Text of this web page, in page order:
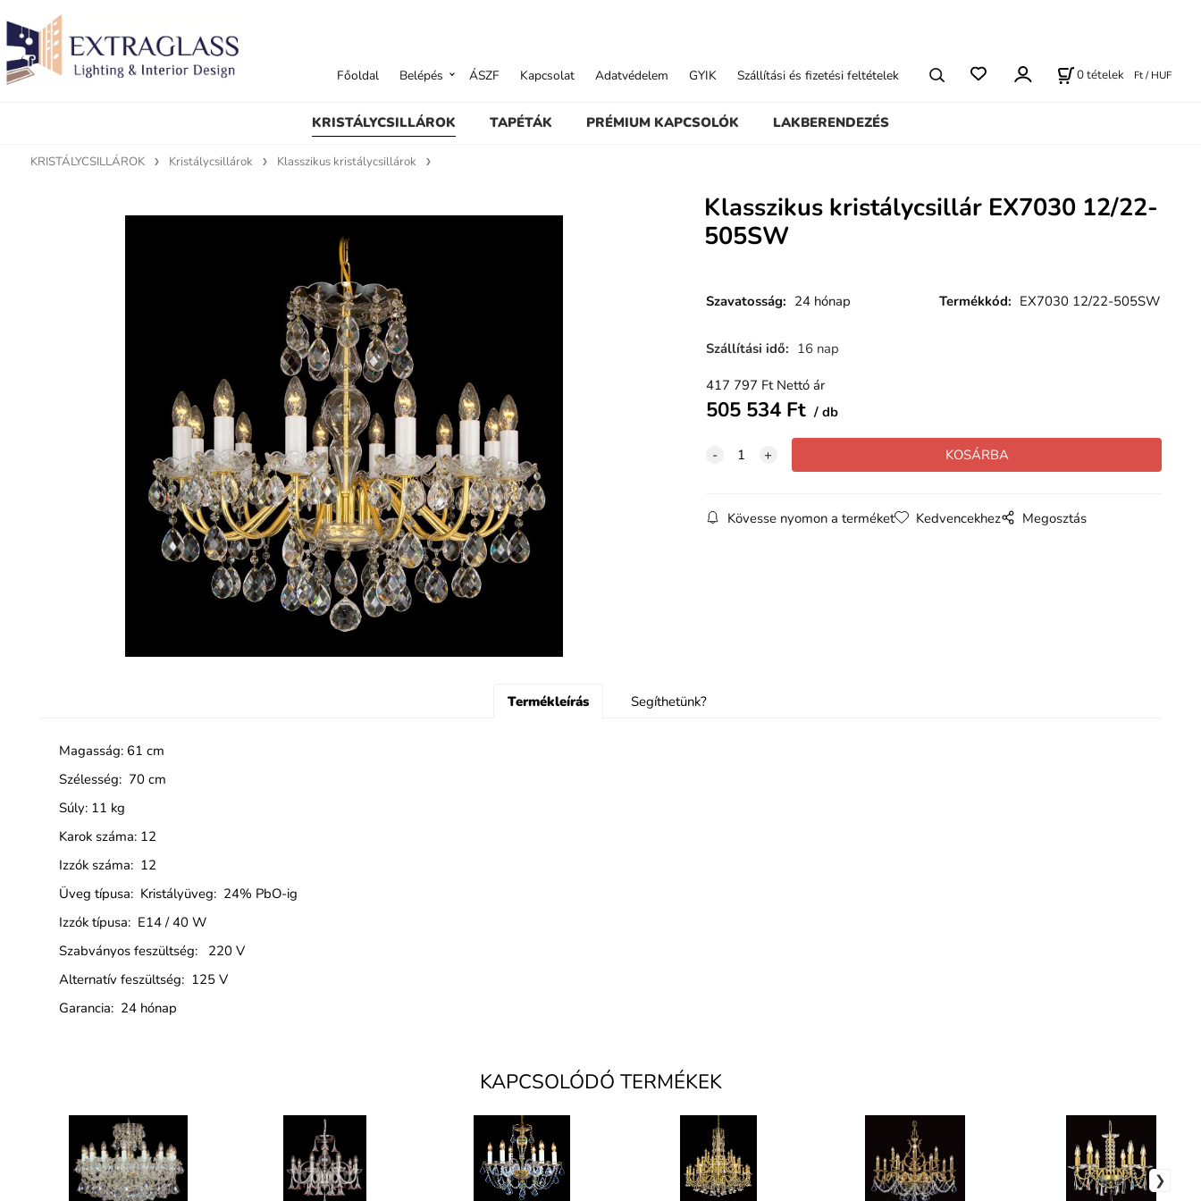
KRISTÁLYCSILLÁROK TAPÉTÁK PRÉMIUM KAPCSOLÓK LAKBERENDEZÉS
Főoldal Belépés ÁSZF Kapcsolat Adatvédelem GYIK Szállítási és fizetési feltételek 0tételek Ft / HUF
KRISTÁLYCSILLÁROK Kristálycsillárok Klasszikus kristálycsillárok
Klasszikus kristálycsillár EX7030 12/22-
505SW
Szavatosság: 24 hónap Termékkód: EX7030 12/22-505SW
Szállítási idő: 16 nap
417 797 Ft Nettó ár
505 534Ft db
Kövesse nyomon a terméket Kedvencekhez Megosztás
Termékleírás Segíthetünk?
Magasság: 61 cm
Szélesség: 70 cm
Súly: 11 kg
Karok száma: 12
Izzók száma: 12
Üveg típusa: Kristályüveg: 24% PbO-ig
Izzók típusa: E14 / 40 W
Szabványos feszültség: 220 V
Alternatív feszültség: 125 V
Garancia: 24 hónap
KAPCSOLÓDÓ TERMÉKEK